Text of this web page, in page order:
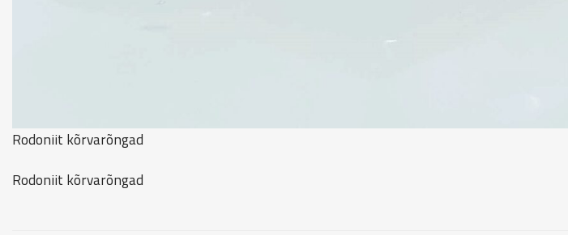
Rodoniit kõrvarõngad
Rodoniit kõrvarõngad